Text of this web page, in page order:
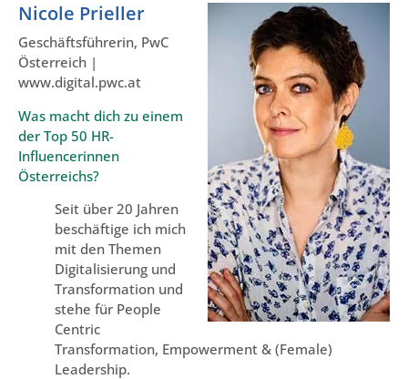
Nicole Prieller
Geschäftsführerin, PwC
Österreich |
www.digital.pwc.at
Was macht dich zu einem
der Top 50 HR-
Influencerinnen
Österreichs?
Seit über 20 Jahren
beschäftige ich mich
mit den Themen
Digitalisierung und
Transformation und
stehe für People
Centric
Transformation, Empowerment & (Female)
Leadership.